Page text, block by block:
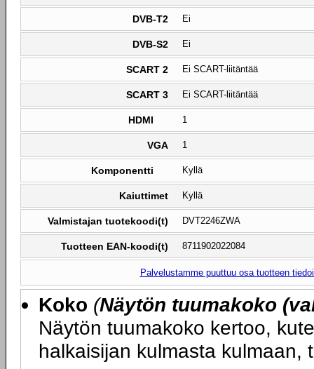
DVB-T2 Ei
DVB-S2 Ei
SCART 2 Ei SCART-liitäntää
SCART 3 Ei SCART-liitäntää
HDMI 1
VGA 1
Komponentti Kyllä
Kaiuttimet Kyllä
Valmistajan tuotekoodi(t) DVT2246ZWA
Tuotteen EAN-koodi(t) 8711902022084
Palvelustamme puuttuu osa tuotteen
Koko (Näytön tuumakoko
Näytön tuumakoko kertoo,
halkaisijan kulmasta kulmaan,